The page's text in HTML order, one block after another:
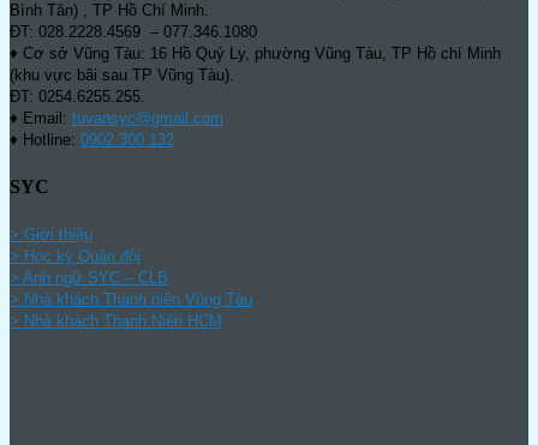
Bình Tân) , TP Hồ Chí Minh.
ĐT: 028.2228.4569 – 077.346.1080
♦ Cơ sở Vũng Tàu: 16 Hồ Quý Ly, phường Vũng Tàu, TP Hồ chí Minh
(khu vực bãi sau TP Vũng Tàu).
ĐT: 0254.6255.255.
♦ Email: tuvansyc@gmail.com
♦ Hotline: 0902 300 132
SYC
> Giới thiệu
> Học kỳ Quân đội
> Anh ngữ SYC – CLB
> Nhà khách Thanh niên Vũng Tàu
> Nhà khách Thanh Niên HCM